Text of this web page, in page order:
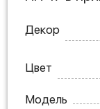
Декор
Цвет
Модель